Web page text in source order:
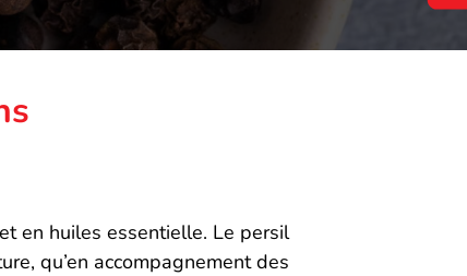
en huiles essentielle. Le persil
qu’en accompagnement des